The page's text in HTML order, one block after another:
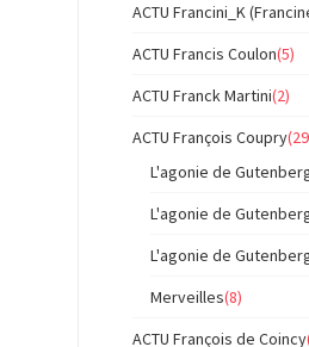
ACTU Francini_K
ACTU Francis Coulon(5)
ACTU Franck Martini(2)
ACTU François Coupry
L'agonie de
L'agonie de
L'agonie de
Merveilles(8)
ACTU François de Coincy